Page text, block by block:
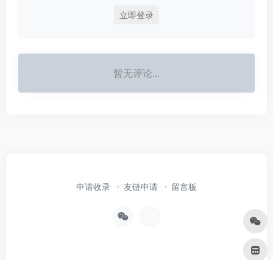
立即登录
暂无评论...
申请收录 友链申请 留言板